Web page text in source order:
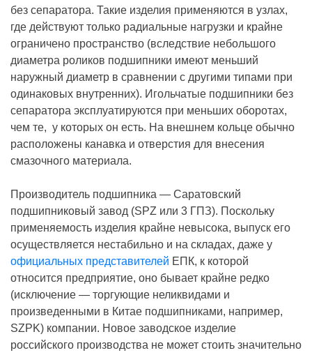
без сепаратора. Такие изделия применяются в узлах,
где действуют только радиальные нагрузки и крайне
ограничено пространство (вследствие небольшого
диаметра роликов подшипники имеют меньший
наружный диаметр в сравнении с другими типами при
одинаковых внутренних). Игольчатые подшипники без
сепаратора эксплуатируются при меньших оборотах,
чем те, у которых он есть. На внешнем кольце обычно
расположены канавка и отверстия для внесения
смазочного материала.
Производитель подшипника — Саратовский
подшипниковый завод (SPZ или 3 ГПЗ). Поскольку
применяемость изделия крайне невысока, выпуск его
осуществляется нестабильно и на складах, даже у
официальных представителей ЕПК, к которой
относится предприятие, оно бывает крайне редко
(исключение — торгующие неликвидами и
произведенными в Китае подшипниками, например,
SZPK) компании. Новое заводское изделие
российского производства не может стоить значительно